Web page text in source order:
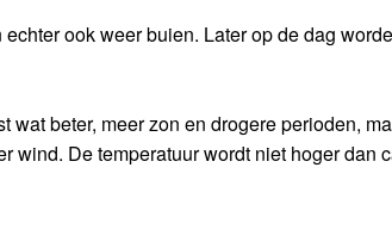
ook weer buien. Later op de dag
wat beter, meer zon en drogere perioden,
wind. De temperatuur wordt niet hoger dan